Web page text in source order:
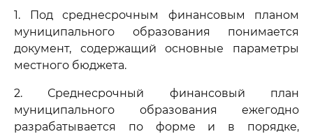
1. Под среднесрочным финансовым планом
муниципального образования понимается
документ, содержащий основные параметры
местного бюджета.
2. Среднесрочный финансовый план
муниципального образования ежегодно
разрабатывается по форме и в порядке,